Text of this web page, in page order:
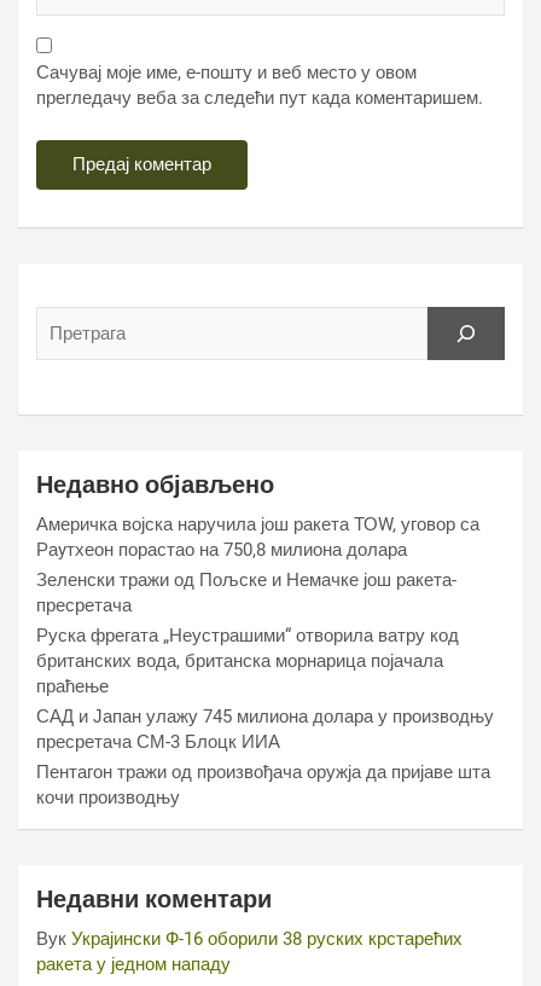
Сачувај моје име, е-пошту и веб место у овом
прегледачу веба за следећи пут када коментаришем.
Недавно објављено
Америчка војска наручила још ракета ТОW, уговор са
Раyтхеон порастао на 750,8 милиона долара
Зеленски тражи од Пољске и Немачке још ракета-
пресретача
Руска фрегата „Неустрашими“ отворила ватру код
британских вода, британска морнарица појачала
праћење
САД и Јапан улажу 745 милиона долара у производњу
пресретача СМ-3 Блоцк ИИА
Пентагон тражи од произвођача оружја да пријаве шта
кочи производњу
Недавни коментари
Вук Украјински Ф-16 оборили 38 руских крстарећих
ракета у једном нападу